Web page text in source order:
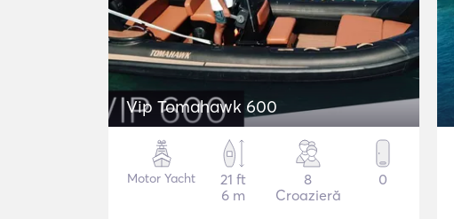
Vip Tomahawk 600
Motor Yacht
21 ft
6 m
8
Croazieră
0